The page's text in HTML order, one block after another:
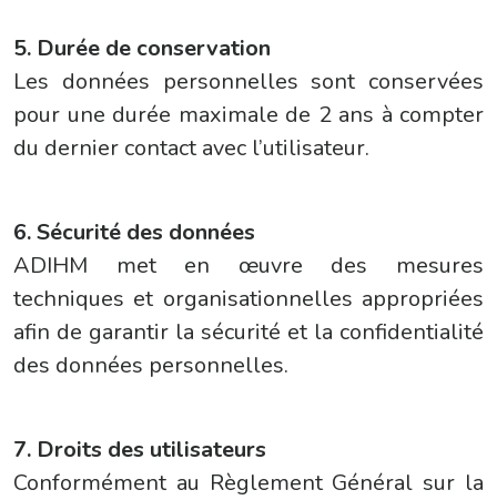
5. Durée de conservation
Les données personnelles sont conservées
pour une durée maximale de 2 ans à compter
du dernier contact avec l’utilisateur.
6. Sécurité des données
ADIHM met en œuvre des mesures
techniques et organisationnelles appropriées
afin de garantir la sécurité et la confidentialité
des données personnelles.
7. Droits des utilisateurs
Conformément au Règlement Général sur la